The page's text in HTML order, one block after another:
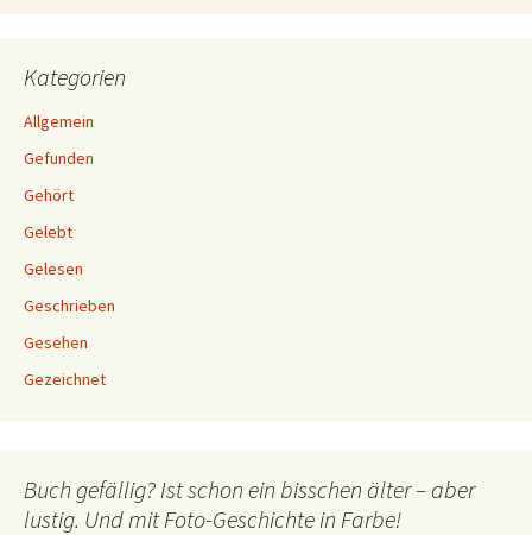
Kategorien
Allgemein
Gefunden
Gehört
Gelebt
Gelesen
Geschrieben
Gesehen
Gezeichnet
Buch gefällig? Ist schon ein bisschen älter – aber
lustig. Und mit Foto-Geschichte in Farbe!